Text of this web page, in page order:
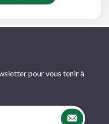
pour vous tenir à